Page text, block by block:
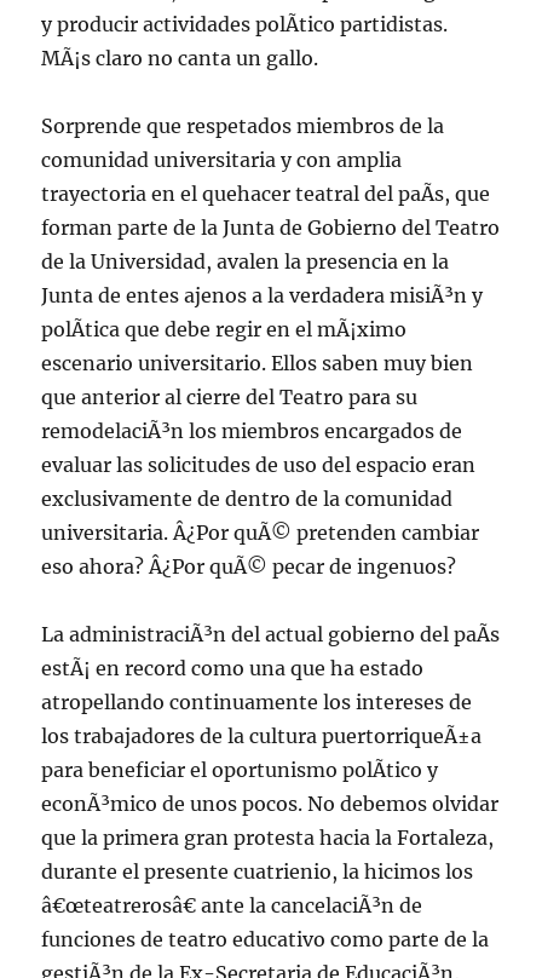
y producir actividades polÃ­tico partidistas.
MÃ¡s claro no canta un gallo.
Sorprende que respetados miembros de la
comunidad universitaria y con amplia
trayectoria en el quehacer teatral del paÃ­s, que
forman parte de la Junta de Gobierno del Teatro
de la Universidad, avalen la presencia en la
Junta de entes ajenos a la verdadera misiÃ³n y
polÃ­tica que debe regir en el mÃ¡ximo
escenario universitario. Ellos saben muy bien
que anterior al cierre del Teatro para su
remodelaciÃ³n los miembros encargados de
evaluar las solicitudes de uso del espacio eran
exclusivamente de dentro de la comunidad
universitaria. Â¿Por quÃ© pretenden cambiar
eso ahora? Â¿Por quÃ© pecar de ingenuos?
La administraciÃ³n del actual gobierno del paÃ­s
estÃ¡ en record como una que ha estado
atropellando continuamente los intereses de
los trabajadores de la cultura puertorriqueÃ±a
para beneficiar el oportunismo polÃ­tico y
econÃ³mico de unos pocos. No debemos olvidar
que la primera gran protesta hacia la Fortaleza,
durante el presente cuatrienio, la hicimos los
â€œteatrerosâ€ ante la cancelaciÃ³n de
funciones de teatro educativo como parte de la